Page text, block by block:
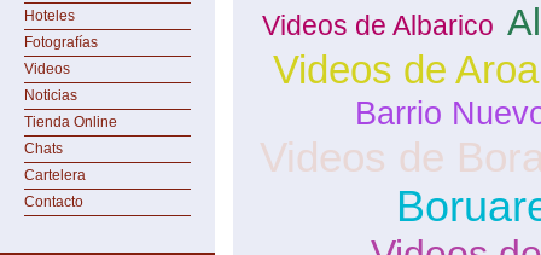
Hoteles
Fotografías
Videos
Noticias
Tienda Online
Chats
Cartelera
Contacto
Videos de Albarico
Videos de Aroa
Barrio
Videos de